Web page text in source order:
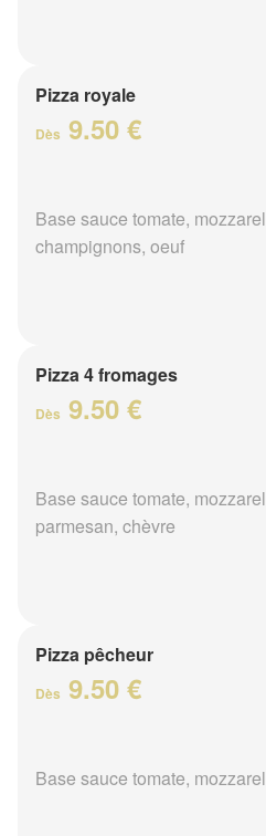
Pizza royale
Dès 9.50 €
Base sauce tomate,
champignons, oeuf
Pizza 4 fromages
Dès 9.50 €
Base sauce tomate,
parmesan, chèvre
Pizza pêcheur
Dès 9.50 €
Base sauce tomate,